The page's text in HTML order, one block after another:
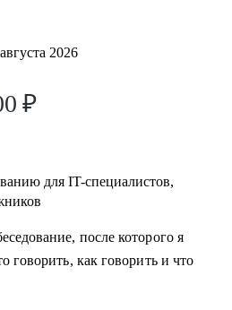
не драйвит
project менеджмента, строить
2026
₽
после которого я
говорить, как говорить и что